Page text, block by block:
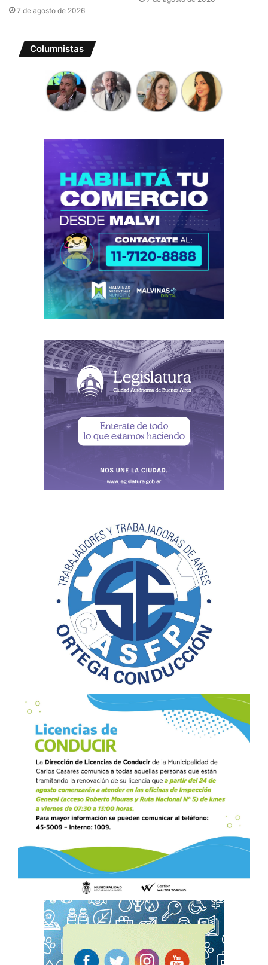
7 de agosto de 2026
Columnistas